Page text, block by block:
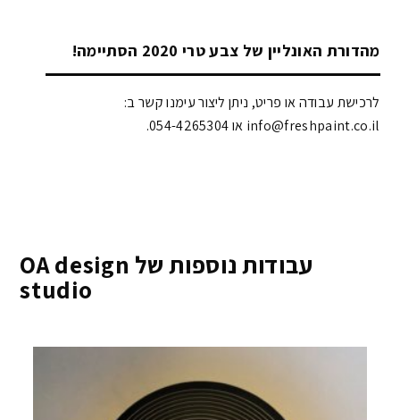
מהדורת האונליין של צבע טרי 2020 הסתיימה!
לרכישת עבודה או פריט, ניתן ליצור עימנו קשר ב:
info@freshpaint.co.il‏ או 054-4265304.
עבודות נוספות של OA design
studio